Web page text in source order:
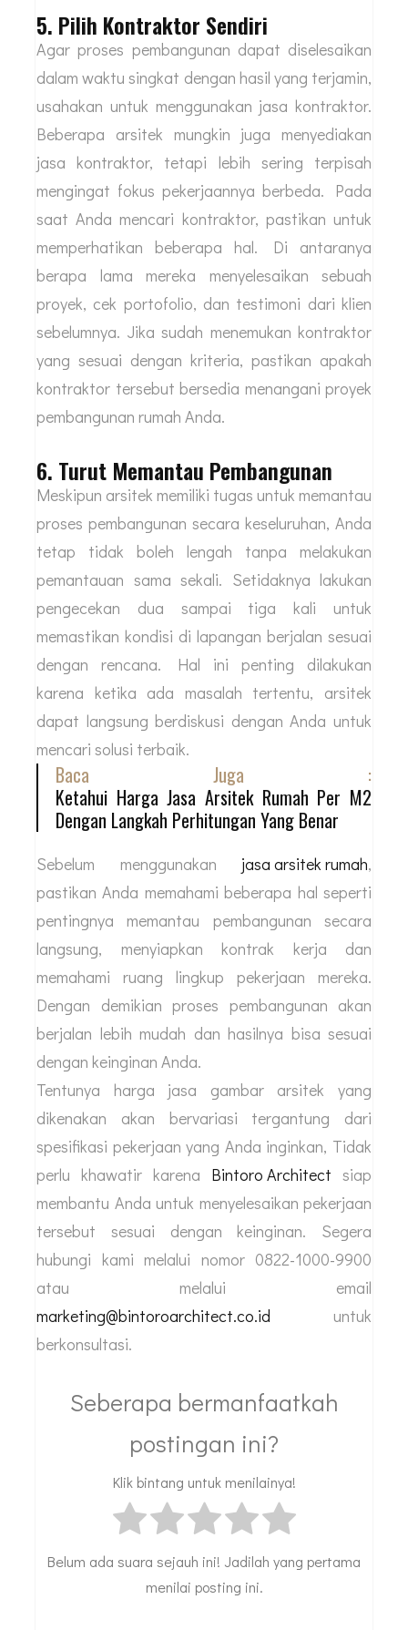
5. Pilih Kontraktor Sendiri
Agar proses pembangunan dapat diselesaikan
dalam waktu singkat dengan hasil yang terjamin,
usahakan untuk menggunakan jasa kontraktor.
Beberapa arsitek mungkin juga menyediakan
jasa kontraktor, tetapi lebih sering terpisah
mengingat fokus pekerjaannya berbeda. Pada
saat Anda mencari kontraktor, pastikan untuk
memperhatikan beberapa hal. Di antaranya
berapa lama mereka menyelesaikan sebuah
proyek, cek portofolio, dan testimoni dari klien
sebelumnya. Jika sudah menemukan kontraktor
yang sesuai dengan kriteria, pastikan apakah
kontraktor tersebut bersedia menangani proyek
pembangunan rumah Anda.
6. Turut Memantau Pembangunan
Meskipun arsitek memiliki tugas untuk memantau
proses pembangunan secara keseluruhan, Anda
tetap tidak boleh lengah tanpa melakukan
pemantauan sama sekali. Setidaknya lakukan
pengecekan dua sampai tiga kali untuk
memastikan kondisi di lapangan berjalan sesuai
dengan rencana. Hal ini penting dilakukan
karena ketika ada masalah tertentu, arsitek
dapat langsung berdiskusi dengan Anda untuk
mencari solusi terbaik.
Baca Juga :
Ketahui Harga Jasa Arsitek Rumah Per M2
Dengan Langkah Perhitungan Yang Benar
Sebelum menggunakan jasa arsitek rumah,
pastikan Anda memahami beberapa hal seperti
pentingnya memantau pembangunan secara
langsung, menyiapkan kontrak kerja dan
memahami ruang lingkup pekerjaan mereka.
Dengan demikian proses pembangunan akan
berjalan lebih mudah dan hasilnya bisa sesuai
dengan keinginan Anda.
Tentunya harga jasa gambar arsitek yang
dikenakan akan bervariasi tergantung dari
spesifikasi pekerjaan yang Anda inginkan, Tidak
perlu khawatir karena Bintoro Architect siap
membantu Anda untuk menyelesaikan pekerjaan
tersebut sesuai dengan keinginan. Segera
hubungi kami melalui nomor 0822-1000-9900
atau melalui email
marketing@bintoroarchitect.co.id untuk
berkonsultasi.
Seberapa bermanfaatkah
postingan ini?
Klik bintang untuk menilainya!
Belum ada suara sejauh ini! Jadilah yang pertama
menilai posting ini.